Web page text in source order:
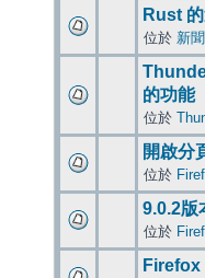
Rust
位於 新
的功能
位於
開啟分
位於
9.0.2版
位於
Firefox